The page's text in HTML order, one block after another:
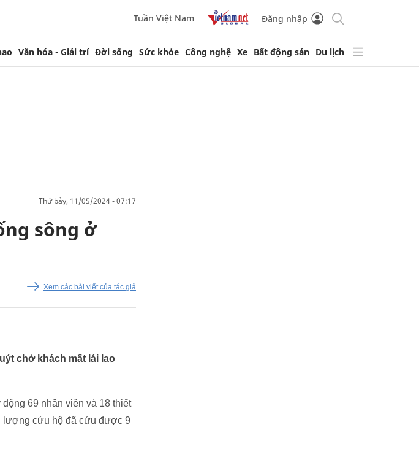
Tuần Việt Nam Đăng nhập
Văn hóa - Giải trí Đời sống Sức khỏe Công nghệ Xe Bất động sản Du lịch
thứ bảy, 11/05/2024 - 07:17
sông ở
Xem các bài viết của tác giả
chở khách mất lái lao
69 nhân viên và 18 thiết
lượng cứu hộ đã cứu được 9